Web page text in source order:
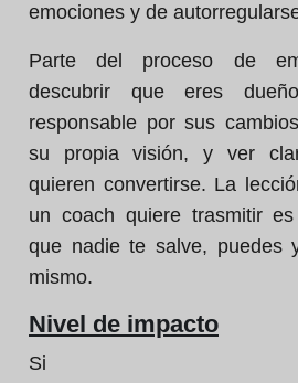
emociones y de
Parte del proceso de
descubrir que eres
responsable por sus
su propia visión, y ver
quieren convertirse. La
un coach quiere trasmitir
que nadie te salve, puedes
mismo.
Nivel de impacto
Si